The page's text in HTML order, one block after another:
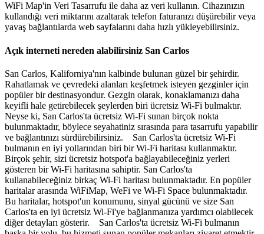
WiFi Map'in Veri Tasarrufu ile daha az veri kullanın. Cihazınızın
kullandığı veri miktarını azaltarak telefon faturanızı düşürebilir veya
yavaş bağlantılarda web sayfalarını daha hızlı yükleyebilirsiniz.
Açık interneti nereden alabilirsiniz San Carlos
San Carlos, Kaliforniya'nın kalbinde bulunan güzel bir şehirdir.
Rahatlamak ve çevredeki alanları keşfetmek isteyen gezginler için
popüler bir destinasyondur. Gezgin olarak, konaklamanızı daha
keyifli hale getirebilecek şeylerden biri ücretsiz Wi-Fi bulmaktır.
Neyse ki, San Carlos'ta ücretsiz Wi-Fi sunan birçok nokta
bulunmaktadır, böylece seyahatiniz sırasında para tasarrufu yapabilir
ve bağlantınızı sürdürebilirsiniz. San Carlos'ta ücretsiz Wi-Fi
bulmanın en iyi yollarından biri bir Wi-Fi haritası kullanmaktır.
Birçok şehir, sizi ücretsiz hotspot'a bağlayabileceğiniz yerleri
gösteren bir Wi-Fi haritasına sahiptir. San Carlos'ta
kullanabileceğiniz birkaç Wi-Fi haritası bulunmaktadır. En popüler
haritalar arasında WiFiMap, WeFi ve Wi-Fi Space bulunmaktadır.
Bu haritalar, hotspot'un konumunu, sinyal gücünü ve size San
Carlos'ta en iyi ücretsiz Wi-Fi'ye bağlanmanıza yardımcı olabilecek
diğer detayları gösterir. San Carlos'ta ücretsiz Wi-Fi bulmanın